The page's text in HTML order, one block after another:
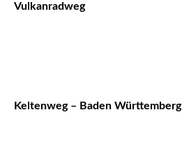
Vulkanradweg
Keltenweg – Baden Württemberg